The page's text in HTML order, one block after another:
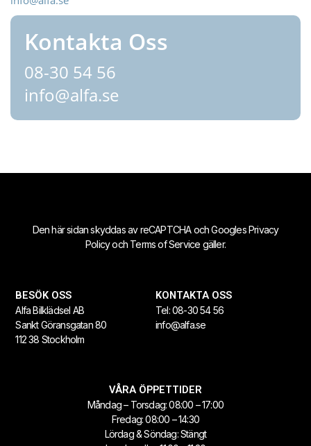
Kontakta Oss
08-30 54 56
info@alfa.se
Den här sidan skyddas av reCAPTCHA och GooglesPrivacy
Policyoch Terms of Service gäller.
BESÖK OSS
Alfa Bilklädsel AB
Sankt Göransgatan 80
112 38 Stockholm
KONTAKTA OSS
Tel:08-30 54 56
info@alfa.se
VÅRA ÖPPETTIDER
Måndag – Torsdag: 08:00 – 17:00
Fredag: 08:00 – 14:30
Lördag & Söndag: Stängt